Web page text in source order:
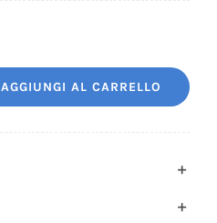
AGGIUNGI AL CARRELLO